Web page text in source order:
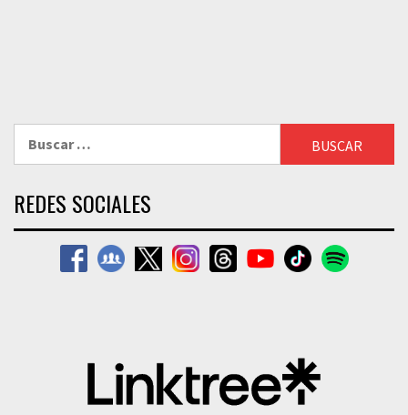
REDES SOCIALES